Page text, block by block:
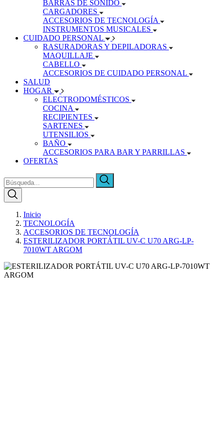
BARRAS DE SONIDO
CARGADORES
ACCESORIOS DE TECNOLOGÍA
INSTRUMENTOS MUSICALES
CUIDADO PERSONAL
RASURADORAS Y DEPILADORAS
MAQUILLAJE
CABELLO
ACCESORIOS DE CUIDADO PERSONAL
SALUD
HOGAR
ELECTRODOMÉSTICOS
COCINA
RECIPIENTES
SARTENES
UTENSILIOS
BAÑO
ACCESORIOS PARA BAR Y PARRILLAS
OFERTAS
Inicio
TECNOLOGÍA
ACCESORIOS DE TECNOLOGÍA
ESTERILIZADOR PORTÁTIL UV-C U70 ARG-LP-
7010WT ARGOM